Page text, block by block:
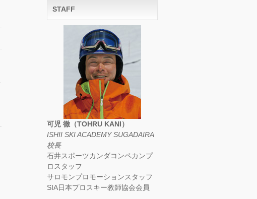
STAFF
可児 徹（TOHRU KANI）
ISHII SKI ACADEMY SUGADAIRA
校長
石井スポーツカンダコンペカンプ
ロスタッフ
サロモンプロモーションスタッフ
SIA日本プロスキー教師協会会員